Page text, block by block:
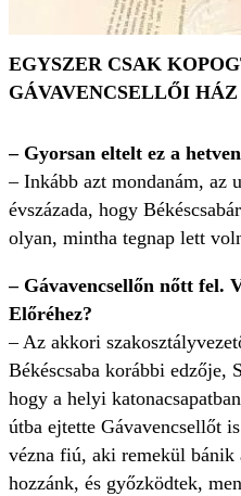
EGYSZER CSAK
GÁVAVENCSELLŐI
– Gyorsan eltelt ez a
– Inkább azt mondanám, az
évszázada, hogy
olyan, mintha tegnap lett
– Gávavencsellőn nőtt fel.
Előréhez?
– Az akkori
Békéscsaba korábbi
hogy a helyi
útba ejtette Gávavencsellőt
vézna fiú, aki remekül bánik
hozzánk, és győzködtek,